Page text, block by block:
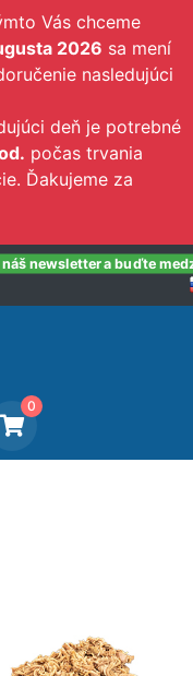
Vás chceme
2026 sa mení
nasledujúci
deň je potrebné
počas trvania
Ďakujeme za
newsletter a buďte
0